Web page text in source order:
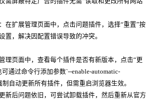
在扩展管理页面中，点击问题插件，选择“重置”按
置，解决因配置错误导致的冲突。
理页面中，查看每个插件是否有新版本，点击“更
通过命令行添加参数`--enable-automatic-
制自动更新所有插件，但需重启浏览器生效。
新后问题依旧，可尝试卸载插件，然后重新从官方